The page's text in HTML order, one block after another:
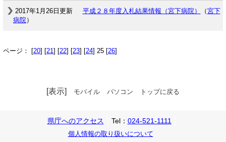
2017年1月26日更新 平成２８年度入札結果情報（宮下病院） （宮下
病院）
ページ： [20] [21] [22] [23] [24] 25 [26]
[表示] モバイル パソコン トップに戻る
県庁へのアクセス Tel： 024-521-1111
個人情報の取り扱いについて